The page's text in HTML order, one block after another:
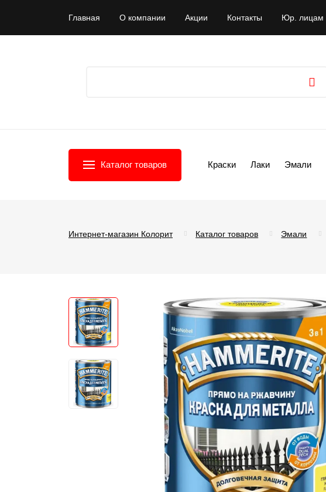
Главная О компании Акции Контакты Юр. лицам
Каталог товаров Краски Лаки Эмали
Интернет-магазин Колорит Каталог товаров Эмали